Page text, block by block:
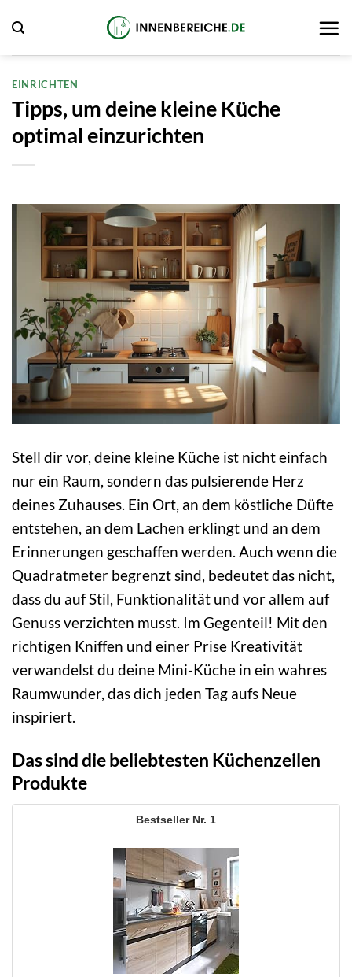
Inhalt
springen
EINRICHTEN
Tipps, um deine kleine Küche
optimal einzurichten
Stell dir vor, deine kleine Küche ist nicht einfach
nur ein Raum, sondern das pulsierende Herz
deines Zuhauses. Ein Ort, an dem köstliche Düfte
entstehen, an dem Lachen erklingt und an dem
Erinnerungen geschaffen werden. Auch wenn die
Quadratmeter begrenzt sind, bedeutet das nicht,
dass du auf Stil, Funktionalität und vor allem auf
Genuss verzichten musst. Im Gegenteil! Mit den
richtigen Kniffen und einer Prise Kreativität
verwandelst du deine Mini-Küche in ein wahres
Raumwunder, das dich jeden Tag aufs Neue
inspiriert.
Das sind die beliebtesten Küchenzeilen
Produkte
1